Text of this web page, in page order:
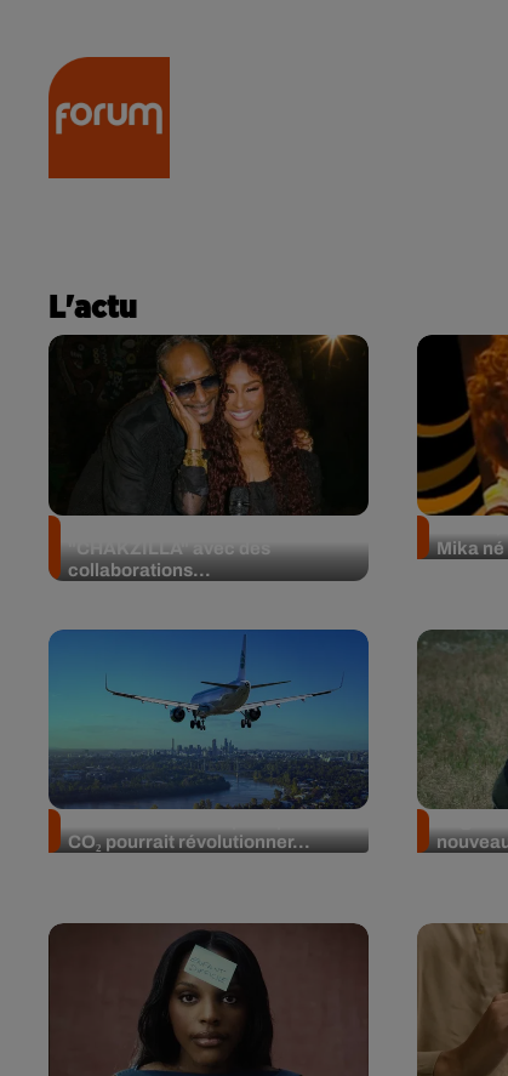
L'actu
"CHAKZILLA" avec des
collaborations...
Mika
CO₂ pourrait révolutionner...